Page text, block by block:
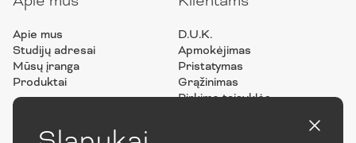
Apie mus
Studijų adresai
Mūsų įranga
Produktai
D.U.K.
Apmokėjimas
Pristatymas
Grąžinimas
Pirkimo taisyklės